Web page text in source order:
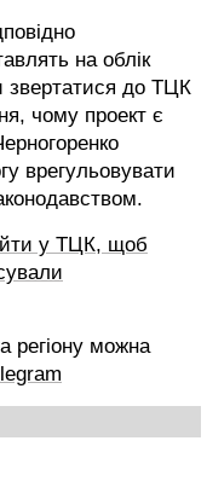
на облік
звертатися до ТЦК
чому проект є
врегульовувати
у ТЦК, щоб
регіону можна